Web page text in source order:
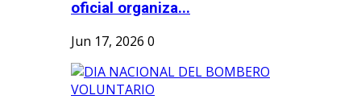
oficial organiza...
Jun 17, 2026 0